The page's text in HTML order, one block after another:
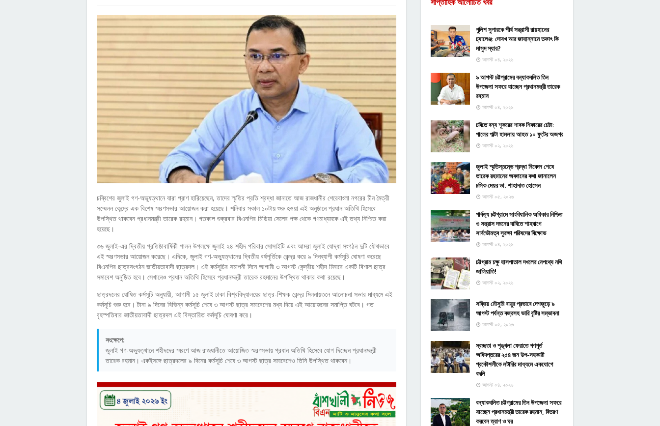
চব্বিশের জুলাই গণ-অভ্যুত্থানে যারা প্রাণ হারিয়েছেন, তাদের স্মৃতির প্রতি শ্রদ্ধা জানাতে আজ রাজধানীর শেরেবাংলা নগরের চীন মৈত্রী
সম্মেলন কেন্দ্রে এক বিশেষ স্মরণসভার আয়োজন করা হয়েছে। শনিবার সকাল ১০টায় শুরু হওয়া এই অনুষ্ঠানে প্রধান অতিথি হিসেবে
উপস্থিত থাকবেন প্রধানমন্ত্রী তারেক রহমান। গতকাল শুক্রবার বিএনপির মিডিয়া সেলের পক্ষ থেকে গণমাধ্যমকে এই তথ্য নিশ্চিত করা
হয়েছে।
৩৬ জুলাই-এর দ্বিতীয় প্রতিষ্ঠাবার্ষিকী পালন উপলক্ষে জুলাই ২৪ শহীদ পরিবার সোসাইটি এবং আমরা জুলাই যোদ্ধা সংগঠন দুটি যৌথভাবে
এই স্মরণসভার আয়োজন করেছে। এদিকে, জুলাই গণ-অভ্যুত্থানের দ্বিতীয় বর্ষপূর্তিকে কেন্দ্র করে ৯ দিনব্যাপী কর্মসূচি ঘোষণা করেছে
বিএনপির ছাত্রসংগঠন জাতীয়তাবাদী ছাত্রদল। এই কর্মসূচির সমাপনী দিনে আগামী ৩ আগস্ট কেন্দ্রীয় শহীদ মিনারে একটি বিশাল ছাত্র
সমাবেশ অনুষ্ঠিত হবে। সেখানেও প্রধান অতিথি হিসেবে প্রধানমন্ত্রী তারেক রহমানের উপস্থিত থাকার কথা রয়েছে।
ছাত্রদলের ঘোষিত কর্মসূচি অনুযায়ী, আগামী ১৫ জুলাই ঢাকা বিশ্ববিদ্যালয়ের ছাত্র-শিক্ষক কেন্দ্র মিলনায়তনে আলোচনা সভার মাধ্যমে এই
কর্মসূচি শুরু হবে। টানা ৯ দিনের বিভিন্ন কর্মসূচি শেষে ৩ আগস্ট ছাত্র সমাবেশের মধ্য দিয়ে এই আয়োজনের সমাপ্তি ঘটবে। গত
বৃহস্পতিবার জাতীয়তাবাদী ছাত্রদল এই বিস্তারিত কর্মসূচি ঘোষণা করে।
সংক্ষেপে:
জুলাই গণ-অভ্যুত্থানে শহীদদের স্মরণে আজ রাজধানীতে আয়োজিত স্মরণসভায় প্রধান অতিথি হিসেবে যোগ দিচ্ছেন প্রধানমন্ত্রী
তারেক রহমান। একইসঙ্গে ছাত্রদলের ৯ দিনের কর্মসূচি শেষে ৩ আগস্ট ছাত্র সমাবেশেও তিনি উপস্থিত থাকবেন।
পুলিশ সুপারকে শীর্ষ সন্ত্রাসী রায়হানের
চ্যালেঞ্জ: দোযখ আর জাহান্নামে তফাৎ কি
মাসুদ স্যার?
আগস্ট ০৪, ২০২৬
৯ আগস্ট চট্টগ্রামের বন্যাকবলিত তিন
উপজেলা সফরে যাচ্ছেন প্রধানমন্ত্রী তারেক
রহমান
আগস্ট ০৪, ২০২৬
চবিতে বন্য শূকরের শাবক শিকারের চেষ্টা:
পালের পাল্টা হামলায় আহত ১০ ফুটের অজগর
আগস্ট ০২, ২০২৬
জুলাই স্মৃতিস্তম্ভে শ্রদ্ধা নিবেদন শেষে
তারেক রহমানের অবদানের কথা জানালেন
চসিক মেয়র ডা. শাহাদাত হোসেন
আগস্ট ০৫, ২০২৬
পার্বত্য চট্টগ্রামে সাংবিধানিক অধিকার নিশ্চিত
ও সন্ত্রাস দমনের দাবিতে শাহবাগে
সার্বভৌমত্ব সুরক্ষা পরিষদের বিক্ষোভ
আগস্ট ০৪, ২০২৬
চট্টগ্রাম চক্ষু হাসপাতাল দখলের নেপথ্যে নথি
জালিয়াতি!
আগস্ট ০২, ২০২৬
সক্রিয় মৌসুমি বায়ুর প্রভাবে দেশজুড়ে ৯
আগস্ট পর্যন্ত বজ্রসহ ভারি বৃষ্টির সম্ভাবনা
আগস্ট ০৫, ২০২৬
স্বচ্ছতা ও শৃঙ্খলা ফেরাতে গণপূর্ত
অধিদপ্তরের ২৫৪ জন উপ-সহকারী
প্রকৌশলীকে লটারির মাধ্যমে একযোগে
বদলি
আগস্ট ০৪, ২০২৬
বন্যাকবলিত চট্টগ্রামের তিন উপজেলা সফরে
যাচ্ছেন প্রধানমন্ত্রী তারেক রহমান, বিতরণ
করবেন ত্রাণ ও ঘর